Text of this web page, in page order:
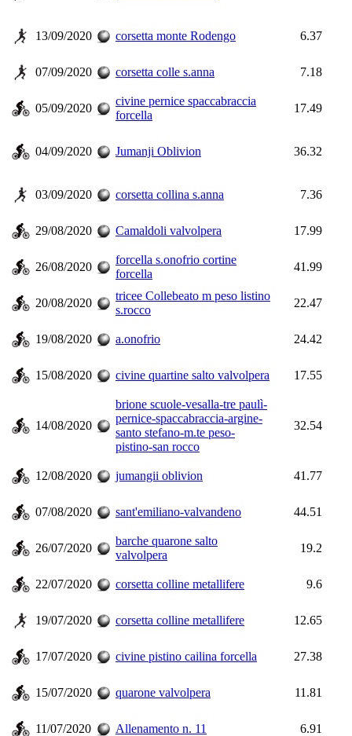
13/09/2020 corsetta monte Rodengo 6.37
07/09/2020 corsetta colle s.anna 7.18
05/09/2020
civine pernice spaccabraccia
forcella
17.49
04/09/2020 Jumanji Oblivion 36.32
03/09/2020 corsetta collina s.anna 7.36
29/08/2020 Camaldoli valvolpera 17.99
26/08/2020
forcella s.onofrio cortine
forcella
41.99
20/08/2020
tricee Collebeato m peso listino
s.rocco
22.47
19/08/2020 a.onofrio 24.42
15/08/2020 civine quartine salto valvolpera 17.55
14/08/2020
brione scuole-vesalla-tre paulì-
pernice-spaccabraccia-argine-
santo stefano-m.te peso-
pistino-san rocco
32.54
12/08/2020 jumangii oblivion 41.77
07/08/2020 sant'emiliano-valvandeno 44.51
26/07/2020
barche quarone salto
valvolpera
19.2
22/07/2020 corsetta colline metallifere 9.6
19/07/2020 corsetta colline metallifere 12.65
17/07/2020 civine pistino cailina forcella 27.38
15/07/2020 quarone valvolpera 11.81
11/07/2020 Allenamento n. 11 6.91